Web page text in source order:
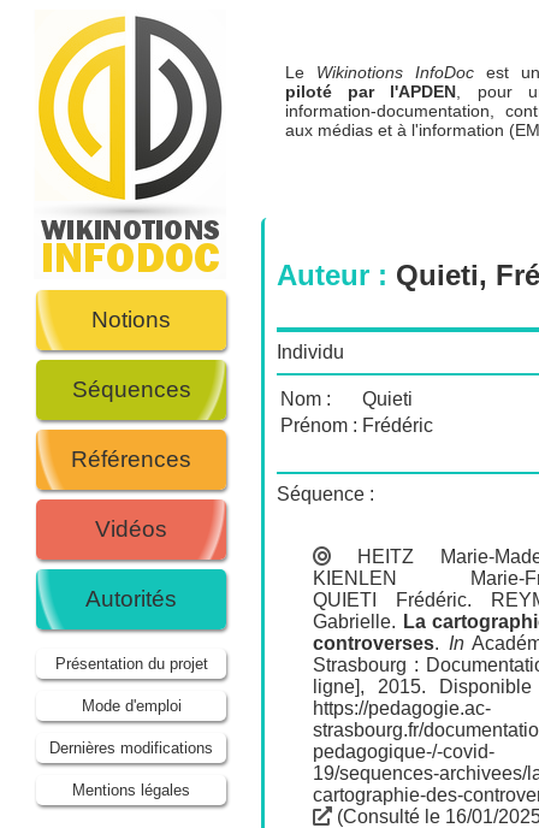
Notions
Séquences
Références
Vidéos
Autorités
Présentation du projet
Mode d'emploi
Dernières modifications
Mentions légales
Le Wikinotions InfoDoc est
piloté par l'APDEN, pour
information-documentation,
aux médias et à l'information
Auteur : Quieti,
Individu
Nom :
Quieti
Prénom : Frédéric
Séquence :
HEITZ Marie-
KIENLEN Marie-
QUIETI Frédéric.
Gabrielle. La
controverses. In
Strasbourg :
ligne], 2015.
https://pedagogie.ac-
strasbourg.fr/
pedagogique-/-covid-
19/sequences-archivees/
cartographie-des-
(Consulté le 16/01/